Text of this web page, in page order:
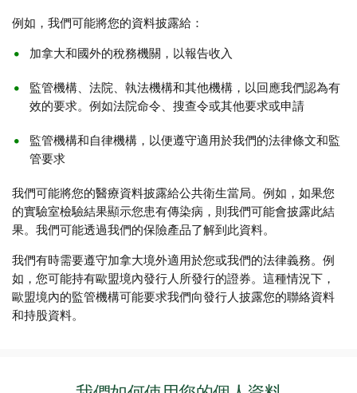
欺詐預防機構
保險公司、金融機構或貸款機構
可信聯絡人
您的法律代表
我們可能會向您的 可信聯絡人披露您的資料，包括您的健
康資料。如果我們認為您表現出心智能力減退的跡象，而
披露。如果我們無法聯絡到您或您的法律代表，亦可能進
行上述披露。
例如，我們可能將您的資料披露給：
加拿大和國外的稅務機關，以報告收入
監管機構、法院、執法機構和其他機構，以回應我們認為有
效的要求。例如法院命令、搜查令或其他要求或申請
監管機構和自律機構，以便遵守適用於我們的法律條文和監
管要求
我們可能將您的醫療資料披露給公共衛生當局。例如，如果您
的實驗室檢驗結果顯示您患有傳染病，則我們可能會披露此結
果。我們可能透過我們的保險產品了解到此資料。
我們有時需要遵守加拿大境外適用於您或我們的法律義務。例
如，您可能持有歐盟境內發行人所發行的證券。這種情況下，
歐盟境內的監管機構可能要求我們向發行人披露您的聯絡資料
和持股資料。